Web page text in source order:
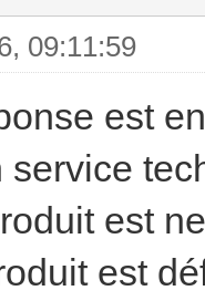
09:11:59
est
service
est
est